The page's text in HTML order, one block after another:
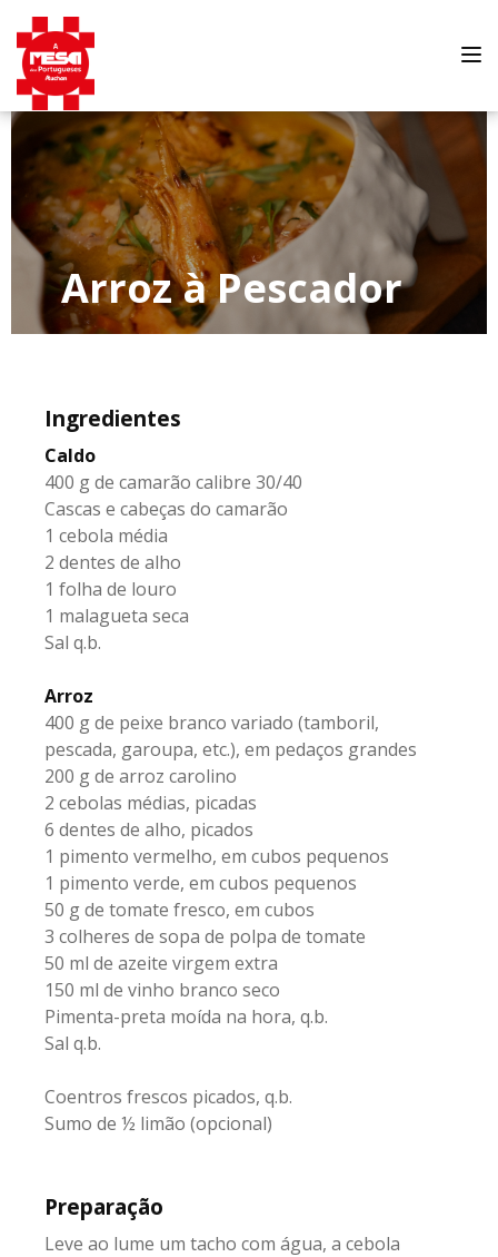
Arroz à Pescador
Ingredientes
Caldo
400 g de camarão calibre 30/40
Cascas e cabeças do camarão
1 cebola média
2 dentes de alho
1 folha de louro
1 malagueta seca
Sal q.b.
Arroz
400 g de peixe branco variado (tamboril,
pescada, garoupa, etc.), em pedaços grandes
200 g de arroz carolino
2 cebolas médias, picadas
6 dentes de alho, picados
1 pimento vermelho, em cubos pequenos
1 pimento verde, em cubos pequenos
50 g de tomate fresco, em cubos
3 colheres de sopa de polpa de tomate
50 ml de azeite virgem extra
150 ml de vinho branco seco
Pimenta-preta moída na hora, q.b.
Sal q.b.
Coentros frescos picados, q.b.
Sumo de ½ limão (opcional)
Preparação
Leve ao lume um tacho com água, a cebola